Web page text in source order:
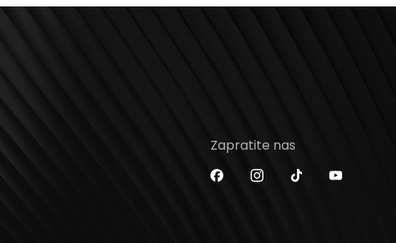
Zapratite nas